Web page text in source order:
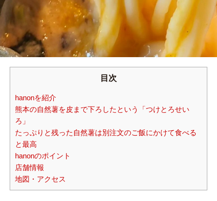
目次
hanonを紹介
熊本の自然薯を皮まで下ろしたという「つけとろせい
ろ」
たっぷりと残った自然薯は別注文のご飯にかけて食べる
と最高
hanonのポイント
店舗情報
地図・アクセス